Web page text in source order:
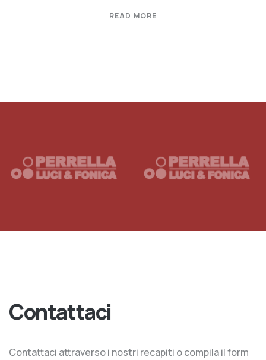
READ MORE
Contattaci
Contattaci attraverso i nostri recapiti o compila il form